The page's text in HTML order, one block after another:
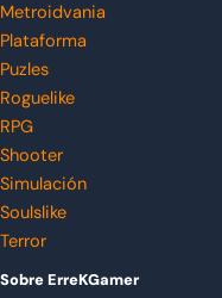
Metroidvania
Plataforma
Puzles
Roguelike
RPG
Shooter
Simulación
Soulslike
Terror
Sobre ErreKGamer